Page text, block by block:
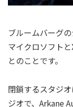
ブルームバーグ
マイクロソフト
とのことです。
閉鎖するスタジ
ジオで、Arkane